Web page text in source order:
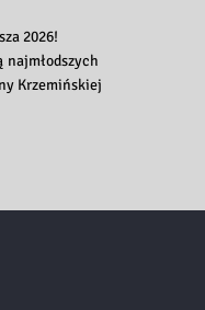
2026!
Krzemińskiej